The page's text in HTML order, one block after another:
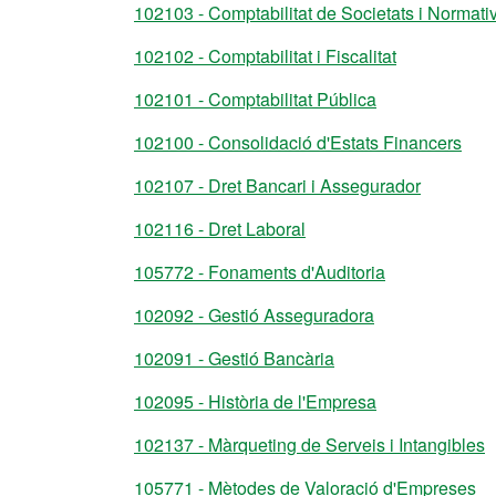
102103 - Comptabilitat de Societats i
102102 - Comptabilitat i Fiscalitat
102101 - Comptabilitat Pública
102100 - Consolidació d'Estats Financers
102107 - Dret Bancari i Assegurador
102116 - Dret Laboral
105772 - Fonaments d'Auditoria
102092 - Gestió Asseguradora
102091 - Gestió Bancària
102095 - Història de l'Empresa
102137 - Màrqueting de Serveis i Intangibles
105771 - Mètodes de Valoració d'Empreses